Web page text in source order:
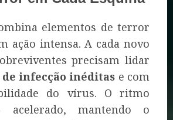
elementos de terror
ação intensa. A cada novo
precisam lidar
infecção inéditas e com
do vírus. O ritmo
acelerado, mantendo o